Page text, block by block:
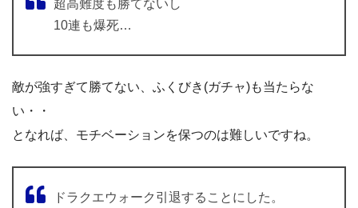
超高難度も勝てないし
10連も爆死…
敵が強すぎて勝てない、ふくびき(ガチャ)も当たらな
い・・
となれば、モチベーションを保つのは難しいですね。
ドラクエウォーク引退することにした。